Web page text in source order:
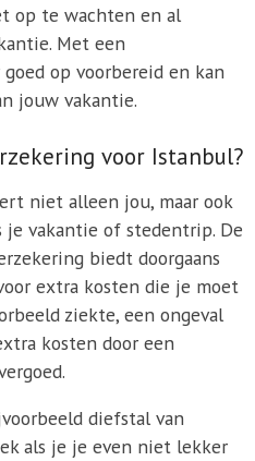
op te wachten en al
Met een
op voorbereid en kan
jouw vakantie.
voor Istanbul?
niet alleen jou, maar ook
vakantie of stedentrip. De
biedt doorgaans
extra kosten die je moet
ziekte, een ongeval
kosten door een
diefstal van
als je je even niet lekker